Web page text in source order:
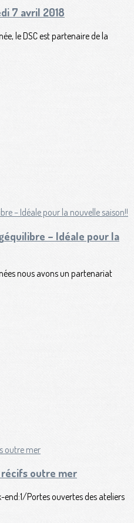
7 avril 2018
le DSC est partenaire de la
– Idéale pour la
nous avons un partenariat
outre mer
Portes ouvertes des ateliers